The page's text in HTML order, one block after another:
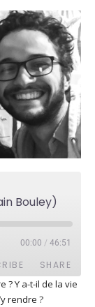
Bouley)
00:00 / 46:51
SHARE
? Y a-t-il de la vie
rendre ?